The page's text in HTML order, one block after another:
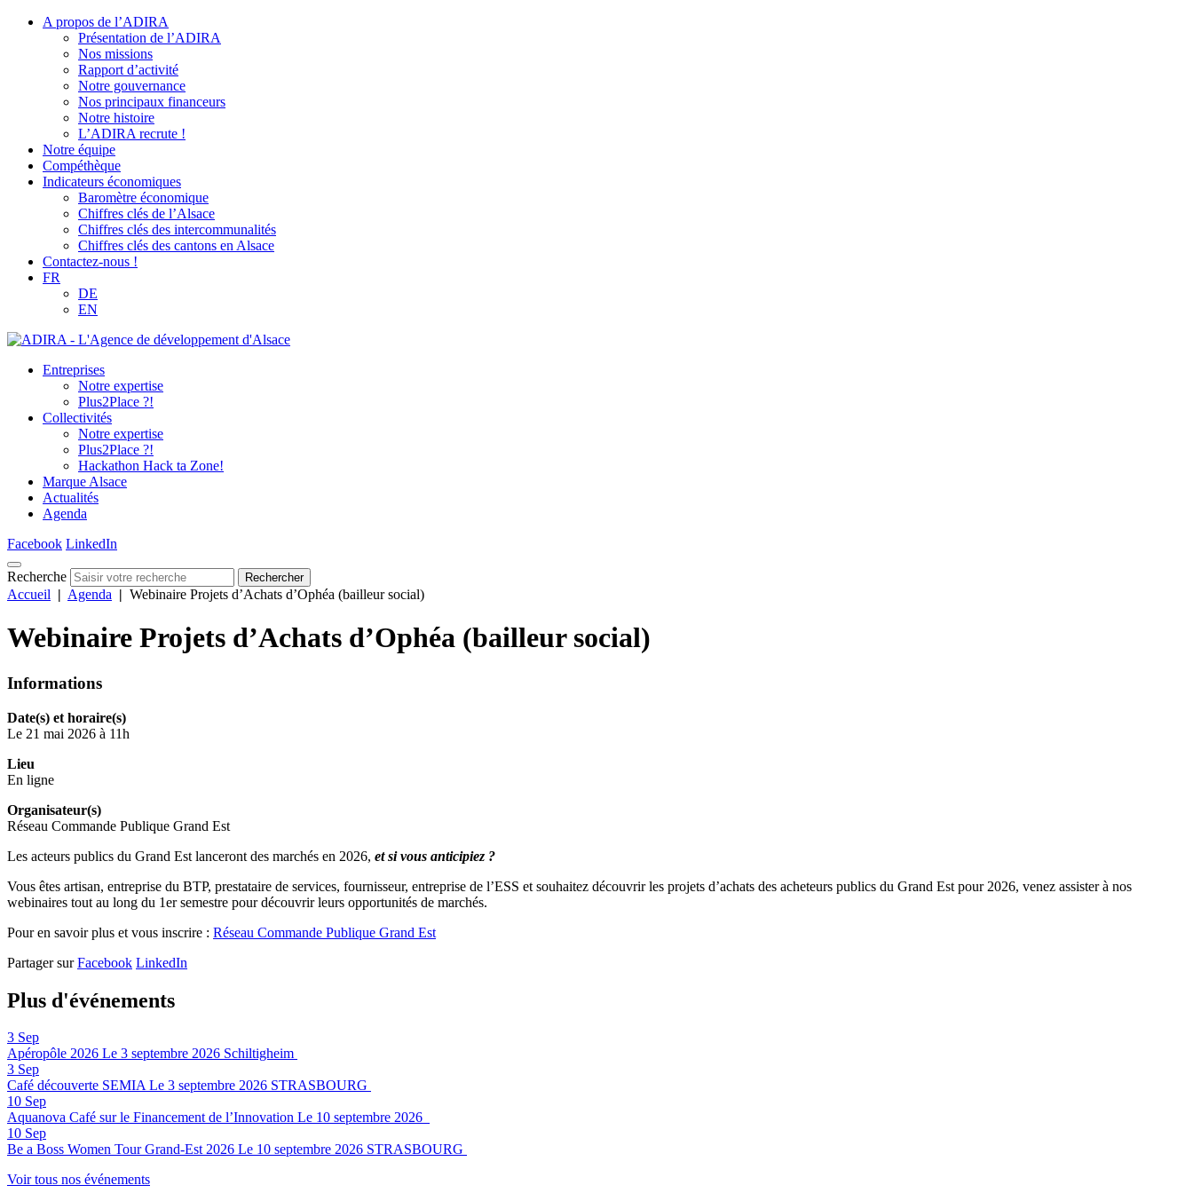
A propos de l’ADIRA
Présentation de l’ADIRA
Nos missions
Rapport d’activité
Notre gouvernance
Nos principaux financeurs
Notre histoire
L’ADIRA recrute !
Notre équipe
Compéthèque
Indicateurs économiques
Baromètre économique
Chiffres clés de l’Alsace
Chiffres clés des intercommunalités
Chiffres clés des cantons en Alsace
Contactez-nous !
FR
DE
EN
Entreprises
Notre expertise
Plus2Place ?!
Collectivités
Notre expertise
Plus2Place ?!
Hackathon Hack ta Zone!
Marque Alsace
Actualités
Agenda
Facebook LinkedIn
Recherche Rechercher
Accueil | Agenda | Webinaire Projets d’Achats d’Ophéa (bailleur social)
Webinaire Projets d’Achats d’Ophéa (bailleur social)
Informations
Date(s) et horaire(s)
Le 21 mai 2026 à 11h
Lieu
En ligne
Organisateur(s)
Réseau Commande Publique Grand Est
Les acteurs publics du Grand Est lanceront des marchés en 2026, et si vous anticipiez ?
Vous êtes artisan, entreprise du BTP, prestataire de services, fournisseur, entreprise de l’ESS et souhaitez découvrir les projets d’achats des acheteurs publics du Grand Est pour 2026, venez assister à nos
webinaires tout au long du 1er semestre pour découvrir leurs opportunités de marchés.
Pour en savoir plus et vous inscrire : Réseau Commande Publique Grand Est
Partager sur Facebook LinkedIn
Plus d'événements
3 Sep
Apéropôle 2026 Le 3 septembre 2026 Schiltigheim
3 Sep
Café découverte SEMIALe 3 septembre 2026 STRASBOURG
10 Sep
Aquanova Café sur le Financement de l’Innovation Le 10 septembre 2026
10 Sep
Be a Boss Women Tour Grand-Est 2026 Le 10 septembre 2026 STRASBOURG
Voir tous nos événements